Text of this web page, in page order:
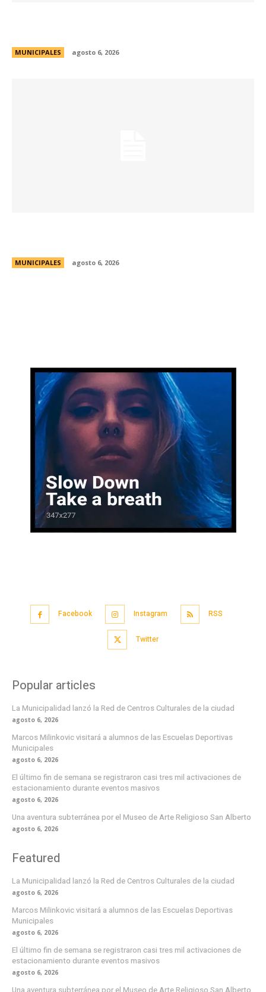
MUNICIPALES agosto 6, 2026
MUNICIPALES agosto 6, 2026
Facebook Instagram RSS
Twitter
Popular articles
La Municipalidad lanzó la Red de Centros Culturales de la ciudad
agosto 6, 2026
Marcos Milinkovic visitará a alumnos de las Escuelas Deportivas
Municipales
agosto 6, 2026
El último fin de semana se registraron casi tres mil activaciones de
estacionamiento durante eventos masivos
agosto 6, 2026
Una aventura subterránea por el Museo de Arte Religioso San Alberto
agosto 6, 2026
Featured
La Municipalidad lanzó la Red de Centros Culturales de la ciudad
agosto 6, 2026
Marcos Milinkovic visitará a alumnos de las Escuelas Deportivas
Municipales
agosto 6, 2026
El último fin de semana se registraron casi tres mil activaciones de
estacionamiento durante eventos masivos
agosto 6, 2026